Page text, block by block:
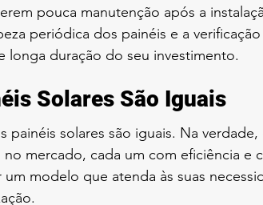
pouca manutenção após a
periódica dos painéis e a
longa duração do seu investimento.
Solares São Iguais
solares são iguais. Na verdade,
mercado, cada um com eficiência e
modelo que atenda às suas